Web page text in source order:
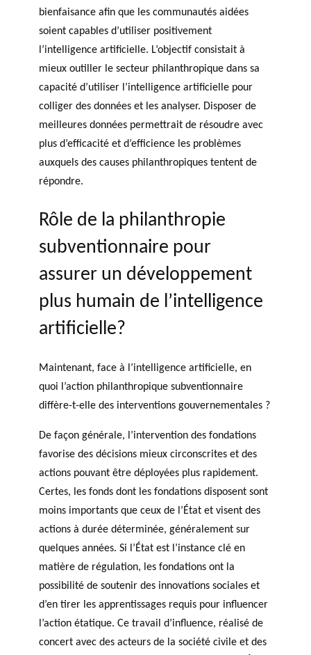
bienfaisance afin que les communautés aidées
soient capables d’utiliser positivement
l’intelligence artificielle. L’objectif consistait à
mieux outiller le secteur philanthropique dans sa
capacité d’utiliser l’intelligence artificielle pour
colliger des données et les analyser. Disposer de
meilleures données permettrait de résoudre avec
plus d’efficacité et d’efficience les problèmes
auxquels des causes philanthropiques tentent de
répondre.
Rôle de la philanthropie
subventionnaire pour
assurer un développement
plus humain de l’intelligence
artificielle?
Maintenant, face à l’intelligence artificielle, en
quoi l’action philanthropique subventionnaire
diffère-t-elle des interventions gouvernementales ?
De façon générale, l’intervention des fondations
favorise des décisions mieux circonscrites et des
actions pouvant être déployées plus rapidement.
Certes, les fonds dont les fondations disposent sont
moins importants que ceux de l’État et visent des
actions à durée déterminée, généralement sur
quelques années. Si l’État est l’instance clé en
matière de régulation, les fondations ont la
possibilité de soutenir des innovations sociales et
d’en tirer les apprentissages requis pour influencer
l’action étatique. Ce travail d’influence, réalisé de
concert avec des acteurs de la société civile et des